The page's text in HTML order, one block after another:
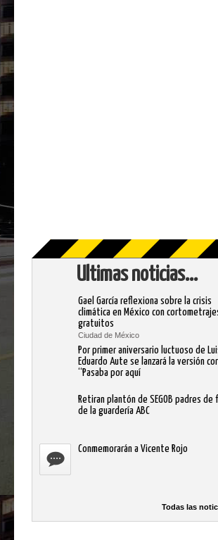
Ultimas noticias...
Gael García reflexiona sobre la crisis
climática en México con
gratuitos
Ciudad de México
Por primer aniversario luctuoso de
Eduardo Aute se lanzará la versión
“Pasaba por aquí
Retiran plantón de SEGOB padres de
de la guardería ABC
Conmemorarán a Vicente Rojo
Todas las